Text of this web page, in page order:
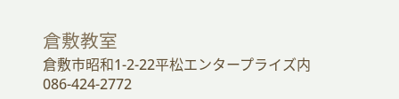
倉敷教室
倉敷市昭和1-2-22平松エンタープライズ内
086-424-2772